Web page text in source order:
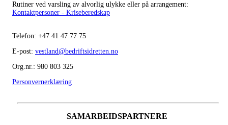
Rutiner ved varsling av alvorlig ulykke eller på arrangement:
Kontaktpersoner - Kriseberedskap
Telefon: +47 41 47 77 75
E-post: vestland@bedriftsidretten.no
Org.nr.: 980 803 325
Personvernerklæring
SAMARBEIDSPARTNERE